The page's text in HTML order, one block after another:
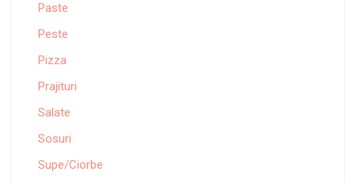
Paste
Peste
Pizza
Prajituri
Salate
Sosuri
Supe/Ciorbe